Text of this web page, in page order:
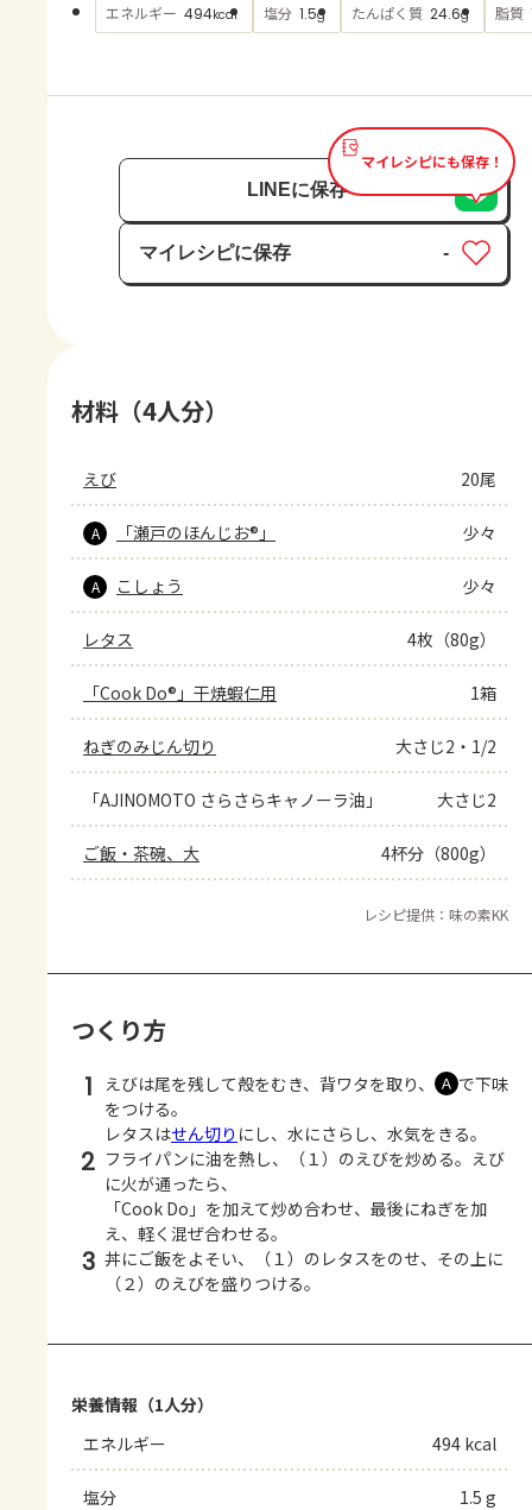
AJINOMOTO PARK とは
エネルギー 494kcal 塩分 1.5g たんぱく質 24.6g 脂質
マイレシピにも保存！
LINEに保存
マイレシピに保存
保存済み
-
材料（4人分）
えび 20尾
A 「瀬戸のほんじお®」 少々
A こしょう 少々
レタス 4枚（80g）
「Cook Do®」干焼蝦仁用 1箱
ねぎのみじん切り 大さじ2・1/2
「AJINOMOTO さらさらキャノーラ油」 大さじ2
ご飯・茶碗、大 4杯分（800g）
レシピ提供：味の素KK
つくり方
1 えびは尾を残して殻をむき、背ワタを取り、 Ａ で下味
をつける。
レタスはせん切り にし、水にさらし、水気をきる。
2 フライパンに油を熱し、（１）のえびを炒める。えび
に火が通ったら、
「Cook Do」を加えて炒め合わせ、最後にねぎを加
え、軽く混ぜ合わせる。
3 丼にご飯をよそい、（１）のレタスをのせ、その上に
（２）のえびを盛りつける。
栄養情報（1人分）
エネルギー
494 kcal
塩分 1.5 g